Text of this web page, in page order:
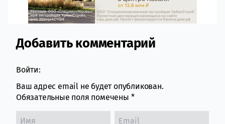
Comment section
Добавить комментарий
Войти:
Ваш адрес email не будет опубликован.
Обязательные поля помечены *